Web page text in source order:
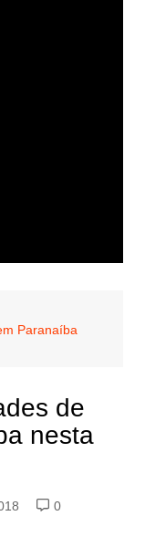
Paranaíba
de
nesta
0